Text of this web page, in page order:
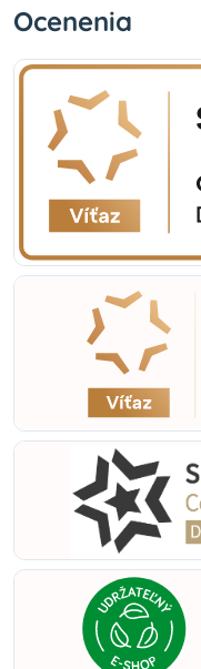
Ocenenia